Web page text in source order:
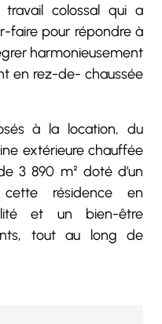
travail colossal qui a
faire pour répondre à
harmonieusement
en rez-de- chaussée
à la location, du
extérieure chauffée
3 890 m² doté d’un
cette résidence en
et un bien-être
tout au long de